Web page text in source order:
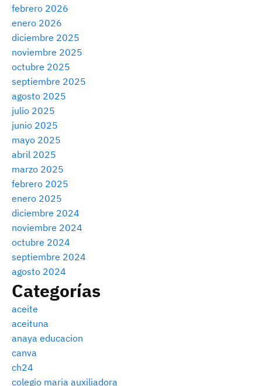
febrero 2026
enero 2026
diciembre 2025
noviembre 2025
octubre 2025
septiembre 2025
agosto 2025
julio 2025
junio 2025
mayo 2025
abril 2025
marzo 2025
febrero 2025
enero 2025
diciembre 2024
noviembre 2024
octubre 2024
septiembre 2024
agosto 2024
Categorías
aceite
aceituna
anaya educacion
canva
ch24
colegio maria auxiliadora